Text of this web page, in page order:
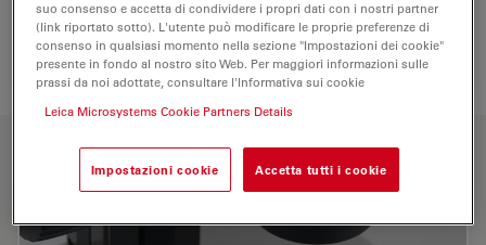
suo consenso e accetta di condividere i propri dati con i nostri partner
(link riportato sotto). L'utente può modificare le proprie preferenze di
consenso in qualsiasi momento nella sezione "Impostazioni dei cookie"
presente in fondo al nostro sito Web. Per maggiori informazioni sulle
prassi da noi adottate, consultare l'Informativa sui cookie
Leica Microsystems Cookie Partners Details
Impostazioni cookie Accetta tutti i cookie